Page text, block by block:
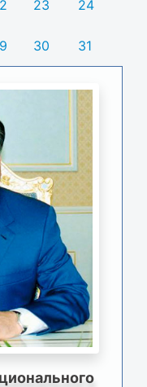
23 24
30 31